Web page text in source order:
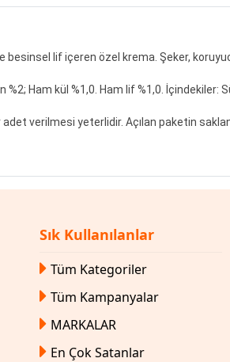
besinsel lif içeren özel krema. Şeker,
%2; Ham kül %1,0. Ham lif %1,0.
verilmesi yeterlidir. Açılan paketin
Sık Kullanılanlar
Tüm Kategoriler
Tüm Kampanyalar
MARKALAR
En Çok Satanlar